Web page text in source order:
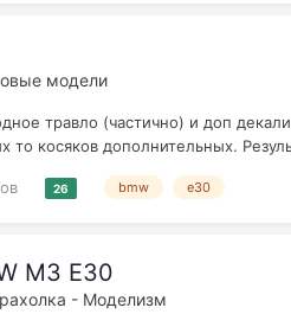
модели
травло (частично) и доп
косяков дополнительных.
26 bmw e30
M3 E30
- Моделизм